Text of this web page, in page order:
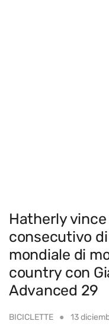
Hatherly
consecutivo
mondiale di
country con
Advanced 29
BICICLETTE 13